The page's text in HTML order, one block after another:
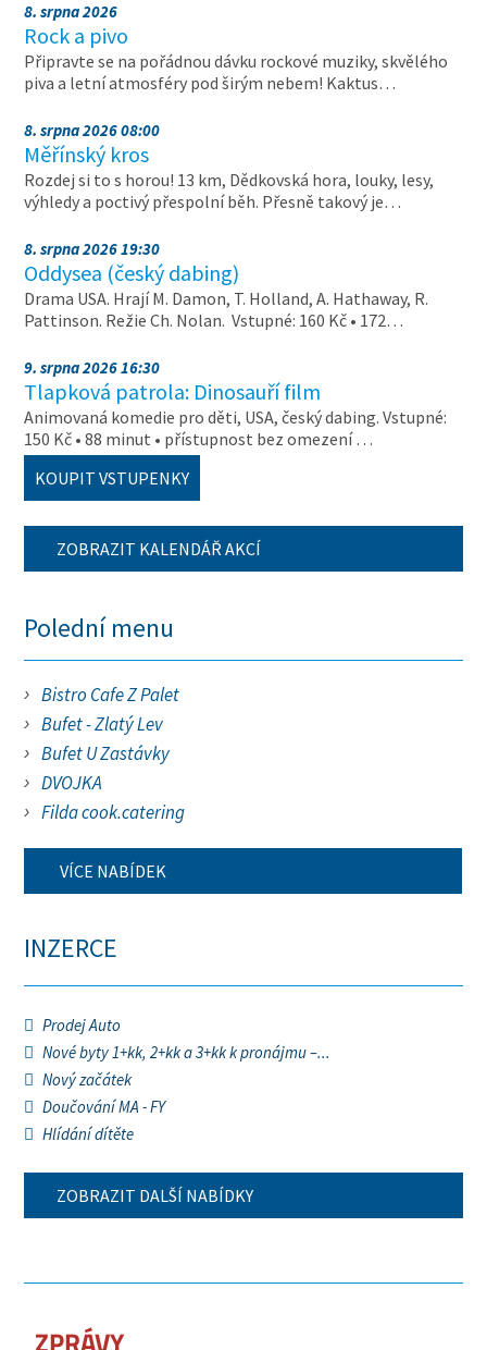
8. srpna 2026
Rock a pivo
Připravte se na pořádnou dávku rockové muziky, skvělého
piva a letní atmosféry pod širým nebem! Kaktus…
8. srpna 2026 08:00
Měřínský kros
Rozdej si to s horou! 13 km, Dědkovská hora, louky, lesy,
výhledy a poctivý přespolní běh. Přesně takový je…
8. srpna 2026 19:30
Oddysea (český dabing)
Drama USA. Hrají M. Damon, T. Holland, A. Hathaway, R.
Pattinson. Režie Ch. Nolan. Vstupné: 160 Kč • 172…
9. srpna 2026 16:30
Tlapková patrola: Dinosauří film
Animovaná komedie pro děti, USA, český dabing. Vstupné:
150 Kč • 88 minut • přístupnost bez omezení …
KOUPIT VSTUPENKY
ZOBRAZIT KALENDÁŘ AKCÍ
Polední menu
Bistro Cafe Z Palet
Bufet - Zlatý Lev
Bufet U Zastávky
DVOJKA
Filda cook.catering
VÍCE NABÍDEK
INZERCE
Prodej Auto
Nové byty 1+kk, 2+kk a 3+kk k pronájmu –...
Nový začátek
Doučování MA - FY
Hlídání dítěte
ZOBRAZIT DALŠÍ NABÍDKY